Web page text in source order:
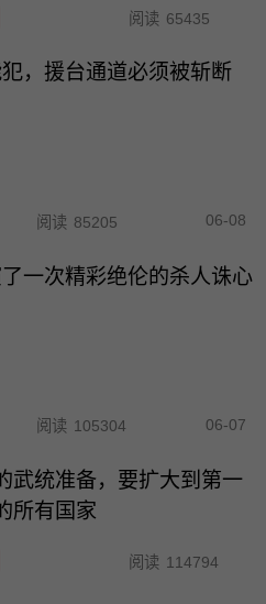
阅读 65435
，援台通道必须被斩断
阅读 85205 06-08
一次精彩绝伦的杀人诛心
阅读 105304 06-07
武统准备，要扩大到第一
所有国家
阅读 114794